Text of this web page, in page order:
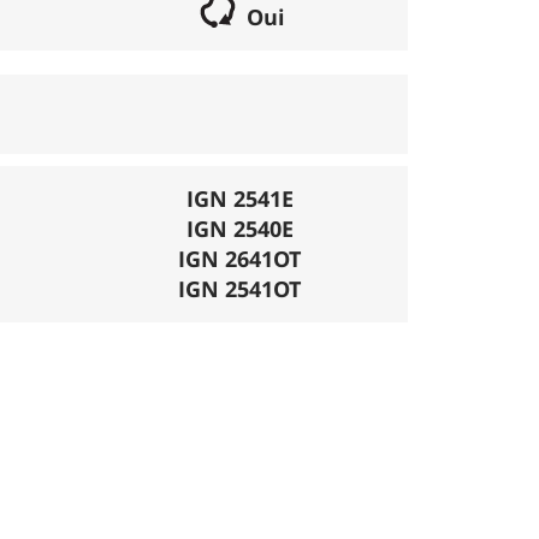
Oui
lorsqu'il s'agit d'une boucle. Les chemins
peut se réaliser avec un vélo semi
La difficulté de la descente est
IGN 2541E
IGN 2540E
IGN 2641OT
IGN 2541OT